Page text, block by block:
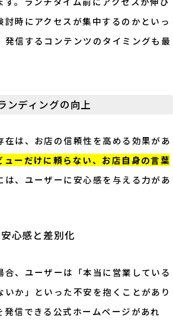
討時にアクセスが集中するのかといっ
発信するコンテンツのタイミングも最
ンディングの向上
在は、お店の信頼性を高める効果があ
ューだけに頼らない、お店自身の言葉
は、ユーザーに安心感を与える力があ
心感と差別化
合、ユーザーは「本当に営業している
いか」といった不安を抱くことがあり
発信できる公式ホームページがあれ